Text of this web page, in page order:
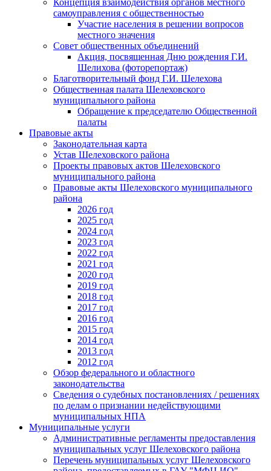
самоуправления с общественностью
Участие населения в решении вопросов
местного значения
Совет общественных объединений
Акция, посвященная Дню рождения Г.И.
Шелихова (фоторепортаж)
Благотворительный фонд Г.И. Шелехова
Общественная палата Шелеховского
муниципального района
Обращение к председателю Общественной
палаты
Правовые акты
Законодательная карта
Устав Шелеховского района
Проекты правовых актов Шелеховского
муниципального района
Правовые акты Шелеховского муниципального
района
2026 год
2025 год
2024 год
2023 год
2022 год
2021 год
2020 год
2019 год
2018 год
2017 год
2016 год
2015 год
2014 год
2013 год
2012 год
Обзор федерального и областного
законодательства
Сведения о судебных постановлениях / решениях
по делам о признании недействующими
муниципальных НПА
Муниципальные услуги
Административные регламенты предоставления
муниципальных услуг Шелеховского района
Перечень муниципальных услуг Шелеховского